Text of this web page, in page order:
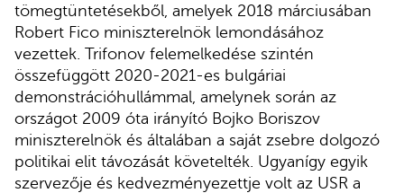
tömegtüntetésekből, amelyek 2018 márciusában
Robert Fico miniszterelnök lemondásához
vezettek. Trifonov felemelkedése szintén
összefüggött 2020-2021-es bulgáriai
demonstrációhullámmal, amelynek során az
országot 2009 óta irányító Bojko Boriszov
miniszterelnök és általában a saját zsebre dolgozó
politikai elit távozását követelték. Ugyanígy egyik
szervezője és kedvezményezettje volt az USR a